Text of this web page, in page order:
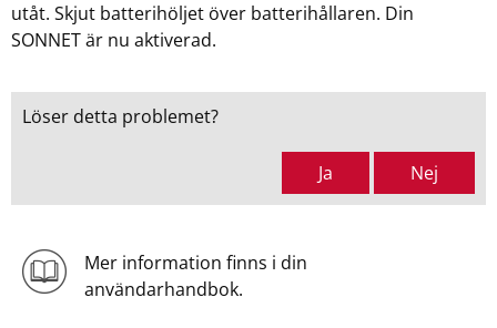
utåt. Skjut batterihöljet över batterihållaren. Din
SONNET är nu aktiverad.
Löser detta problemet?
Ja Nej
Mer information finns i din
användarhandbok.